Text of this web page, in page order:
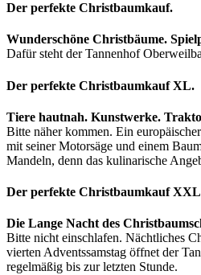
Der perfekte Christbaumkauf.
Wunderschöne Christbäume.
Dafür steht der Tannenhof
Der perfekte Christbaumkauf XL.
Tiere hautnah. Kunstwerke.
Bitte näher kommen. Ein
mit seiner Motorsäge und einem
Mandeln, denn das kulinarische
Der perfekte Christbaumkauf
Die Lange Nacht des
Bitte nicht einschlafen. Nächtliches
vierten Advent­ssamstag öffnet der
regelmäßig bis zur letzten Stunde.